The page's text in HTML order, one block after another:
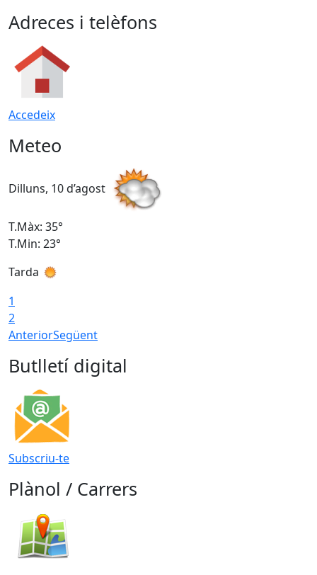
Adreces i telèfons
Accedeix
Meteo
Dilluns, 10 d’agost
T.Màx: 35°
T.Min: 23°
Tarda
1
2
AnteriorSegüent
Butlletí digital
Subscriu-te
Plànol / Carrers